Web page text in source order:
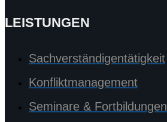
LEISTUNGEN
Sachverständigentätigkeit
Konfliktmanagement
Seminare & Fortbildungen